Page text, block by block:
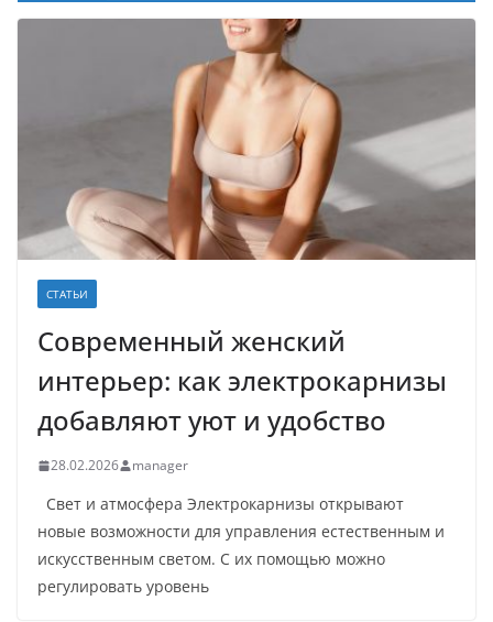
СТАТЬИ
Современный женский
интерьер: как электрокарнизы
добавляют уют и удобство
28.02.2026 manager
Свет и атмосфера Электрокарнизы открывают
новые возможности для управления естественным и
искусственным светом. С их помощью можно
регулировать уровень